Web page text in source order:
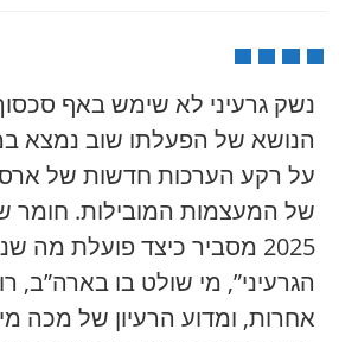
הנושא של הפעלתו שוב נמצא
על רקע הערכות חדשות של
של המעצמות המובילות. חומר
2025 מסביר כיצד פועלת מה
הגרעיני”, מי שולט בו בארה”ב,
אחרות, ומדוע הרעיון של מכה